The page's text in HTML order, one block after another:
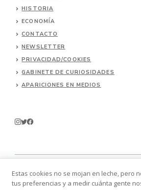
HISTORIA
ECONOMÍA
CONTACTO
NEWSLETTER
PRIVACIDAD/COOKIES
GABINETE DE CURIOSIDADES
APARICIONES EN MEDIOS
Estas cookies no se mojan en leche, pero
tus preferencias y a medir cuánta gente